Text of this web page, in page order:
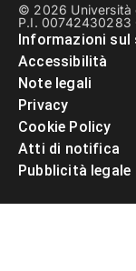
© 2026 Università
P.I. 00742430283
Informazioni sul
Accessibilità
Note legali
Privacy
Cookie Policy
Atti di notifica
Pubblicità legale